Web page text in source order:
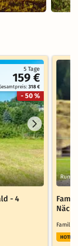
5 Tage
159 €
318 €
- 50 %
- 4